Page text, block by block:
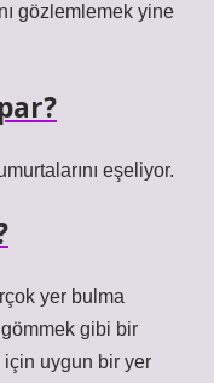
gözlemlemek yine
eşeliyor.
yer bulma
gömmek gibi bir
uygun bir yer